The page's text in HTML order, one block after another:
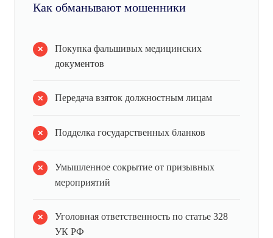
Как обманывают мошенники
Покупка фальшивых медицинских
документов
Передача взяток должностным лицам
Подделка государственных бланков
Умышленное сокрытие от призывных
мероприятий
Уголовная ответственность по статье 328
УК РФ